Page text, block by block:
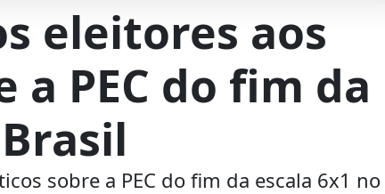
eleitores aos
PEC do fim da
sobre a PEC do fim da escala 6x1 no